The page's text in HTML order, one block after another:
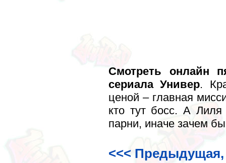
Смотреть онлайн
сериала Универ.
ценой – главная
кто тут босс. А
парни, иначе зачем
<<< Предыдущая,